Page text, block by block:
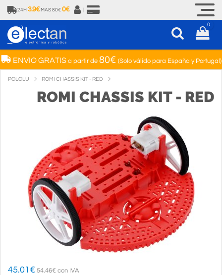
24H 3.9€ MAS 80€ 0€
0
ENVIO GRATISa partir de 80€ (Solo válido para España y Portugal)
POLOLU ROMI CHASSIS KIT - RED
ROMI CHASSIS KIT - RED
45.01 € 54.46€ con IVA